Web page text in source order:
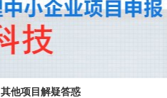
其他项目解疑答惑